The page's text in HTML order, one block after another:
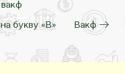
букву «В» Вакф →